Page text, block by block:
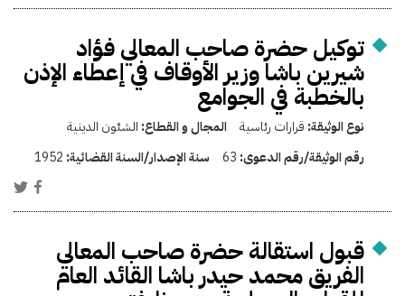
توكيل حضرة صاحب المعالي فؤاد
شيرين باشا وزير الأوقاف في إعطاء الإذن
بالخطبة في الجوامع
نوع الوثيقة: قرارات رئاسية المجال و القطاع: الشئون الدينية
رقم الوثيقة/رقم الدعوى: 63 سنة الإصدار/السنة القضائية: 1952
قبول استقالة حضرة صاحب المعالي
الفريق محمد حيدر باشا القائد العام